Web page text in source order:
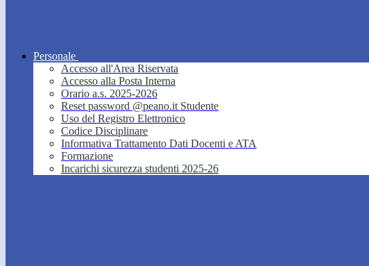
Personale
Accesso all'Area Riservata
Accesso alla Posta Interna
Orario a.s. 2025-2026
Reset password @peano.it Studente
Uso del Registro Elettronico
Codice Disciplinare
Informativa Trattamento Dati Docenti e ATA
Formazione
Incarichi sicurezza studenti 2025-26